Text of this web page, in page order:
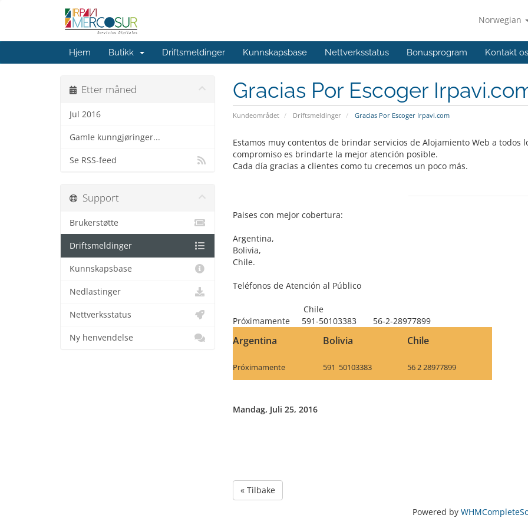
Norwegian
Hjem Butikk Driftsmeldinger Kunnskapsbase Nettverksstatus Bonusprogram Kontakt
Gracias Por Escoger
Kundeområdet Driftsmeldinger Gracias Por Escoger Irpavi.com
Etter måned
Jul 2016
Gamle kunngjøringer...
Se RSS-feed
Estamos muy contentos de brindar servicios de Alojamiento Web a todos
compromiso es brindarte la mejor atención posible.
Cada día gracias a clientes como tu crecemos un poco más.
Paises con mejor cobertura:
Argentina,
Bolivia,
Chile.
Teléfonos de Atención al Público
Chile
Próximamente 591-50103383 56-2-28977899
Argentina Bolivia Chile
Próximamente 591 50103383 56 2 28977899
Mandag, Juli 25, 2016
« Tilbake
Powered by
Support
Brukerstøtte
Driftsmeldinger
Kunnskapsbase
Nedlastinger
Nettverksstatus
Ny henvendelse